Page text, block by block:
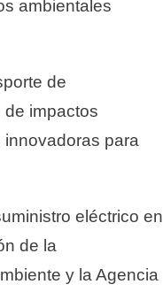
ambientales
de
impactos
para
eléctrico en
de la
y la Agencia